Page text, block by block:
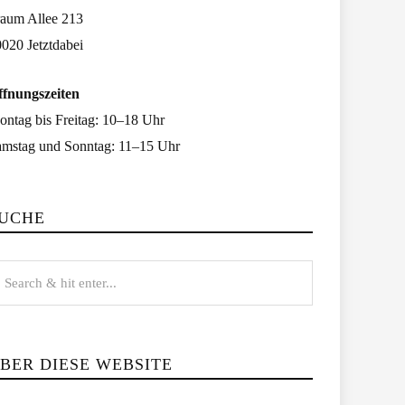
Allee 213
Jetztdabei
bis Freitag: 10–18 Uhr
und Sonntag: 11–15 Uhr
DIESE WEBSITE